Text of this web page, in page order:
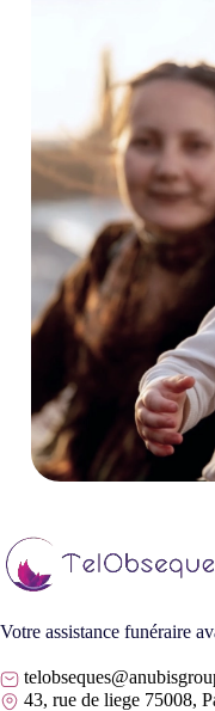
Votre assistance funéraire
43, rue de liege 75008,